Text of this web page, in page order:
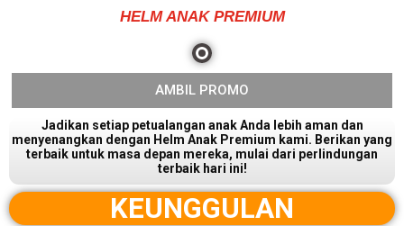
HELM ANAK PREMIUM
AMBIL PROMO
Jadikan setiap petualangan anak Anda lebih aman dan
menyenangkan dengan Helm Anak Premium kami. Berikan yang
terbaik untuk masa depan mereka, mulai dari perlindungan
terbaik hari ini!
KEUNGGULAN